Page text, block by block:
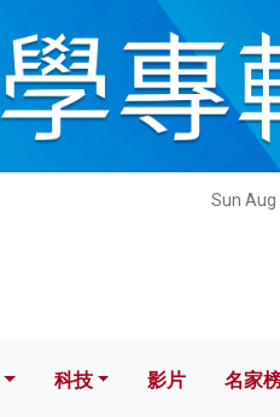
Sun Aug
科技 影片 名
科技 影片 名家